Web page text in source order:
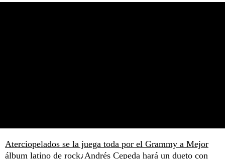
Aterciopelados se la juega toda por el Grammy a Mejor
álbum latino de rock¿Andrés Cepeda hará un dueto con